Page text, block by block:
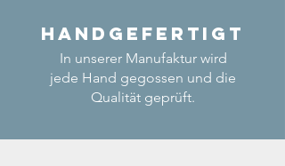
Handgefertigt
In unserer Manufaktur wird
jede Hand gegossen und die
Qualität geprüft.